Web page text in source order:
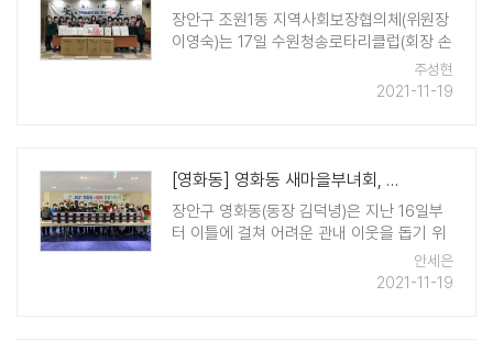
장안구 조원1동 지역사회보장협의체(위원장
이영숙)는 17일 수원청송로타리클럽(회장 손
명희)의 후원으로 대추골 온정 나눔 행사를
추진했다. 거동이 불편한 어르신 5가구와 폐
주성현
2021-11-19
[영화동] 영화동 새마을부녀회, 김장나눔 '훈훈'
장안구 영화동(동장 김덕녕)은 지난 16일부
터 이틀에 걸쳐 어려운 관내 이웃을 돕기 위
하여 '사랑의 김장 담그기' 행사를 실시했다.
회원들은 16일 영화동 행정복지센터 3층 조
안세은
2021-11-19